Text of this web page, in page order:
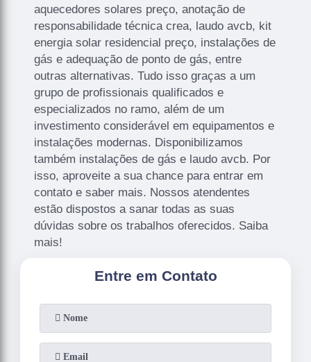
aquecedores solares preço, anotação de
responsabilidade técnica crea, laudo avcb, kit
energia solar residencial preço, instalações de
gás e adequação de ponto de gás, entre
outras alternativas. Tudo isso graças a um
grupo de profissionais qualificados e
especializados no ramo, além de um
investimento considerável em equipamentos e
instalações modernas. Disponibilizamos
também instalações de gás e laudo avcb. Por
isso, aproveite a sua chance para entrar em
contato e saber mais. Nossos atendentes
estão dispostos a sanar todas as suas
dúvidas sobre os trabalhos oferecidos. Saiba
mais!
Entre em Contato